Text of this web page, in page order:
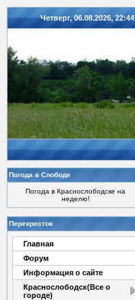
Четверг, 06.08.2026, 22:44
Погода в Слободе
Погода в Краснослободске на
неделю!
Перекресток
Главная
Форум
Информация о сайте
Краснослободск(Все о
городе)